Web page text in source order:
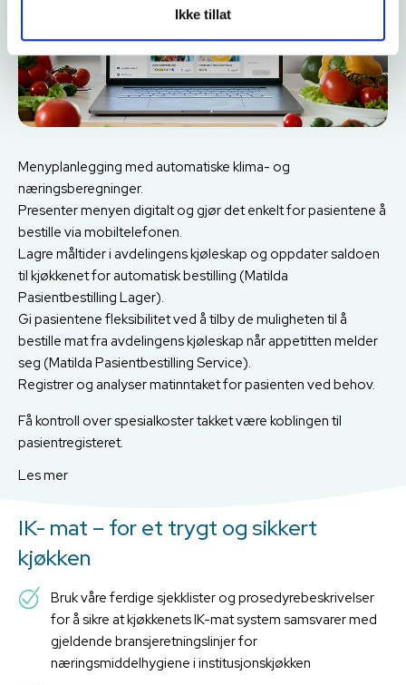
Ikke tillat
Menyplanlegging med automatiske klima- og
næringsberegninger.
Presenter menyen digitalt og gjør det enkelt for pasientene å
bestille via mobiltelefonen.
Lagre måltider i avdelingens kjøleskap og oppdater saldoen
til kjøkkenet for automatisk bestilling (Matilda
Pasientbestilling Lager).
Gi pasientene fleksibilitet ved å tilby de muligheten til å
bestille mat fra avdelingens kjøleskap når appetitten melder
seg (Matilda Pasientbestilling Service).
Registrer og analyser matinntaket for pasienten ved behov.
Få kontroll over spesialkoster takket være koblingen til
pasientregisteret.
Les mer
IK- mat – for et trygt og sikkert
kjøkken
Bruk våre ferdige sjekklister og prosedyrebeskrivelser
for å sikre at kjøkkenets IK-mat system samsvarer med
gjeldende bransjeretningslinjer for
næringsmiddelhygiene i institusjonskjøkken